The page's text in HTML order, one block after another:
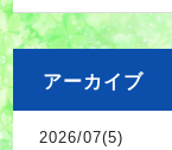
アーカイブ
2026/07(5)